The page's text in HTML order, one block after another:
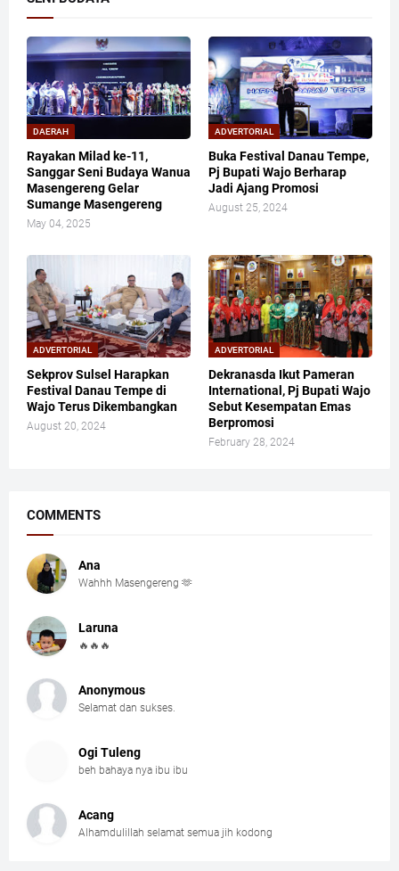
DAERAH
Rayakan Milad ke-11,
Sanggar Seni Budaya Wanua
Masengereng Gelar
Sumange Masengereng
May 04, 2025
ADVERTORIAL
Buka Festival Danau Tempe,
Pj Bupati Wajo Berharap
Jadi Ajang Promosi
August 25, 2024
ADVERTORIAL
Sekprov Sulsel Harapkan
Festival Danau Tempe di
Wajo Terus Dikembangkan
August 20, 2024
ADVERTORIAL
Dekranasda Ikut Pameran
International, Pj Bupati Wajo
Sebut Kesempatan Emas
Berpromosi
February 28, 2024
COMMENTS
Ana
Wahhh Masengereng 🫶
Laruna
🔥🔥🔥
Anonymous
Selamat dan sukses.
Ogi Tuleng
beh bahaya nya ibu ibu
Acang
Alhamdulillah selamat semua jih kodong